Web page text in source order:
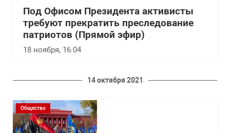
Под Офисом Президента активисты
требуют прекратить преследование
патриотов (Прямой эфир)
18 ноября, 16:04
14 октября 2021
Общество